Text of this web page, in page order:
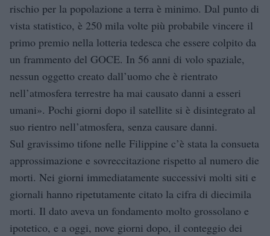
rischio per la popolazione a terra è minimo. Dal punto di
vista statistico, è 250 mila volte più probabile vincere il
primo premio nella lotteria tedesca che essere colpito da
un frammento del GOCE. In 56 anni di volo spaziale,
nessun oggetto creato dall’uomo che è rientrato
nell’atmosfera terrestre ha mai causato danni a esseri
umani». Pochi giorni dopo il satellite si è disintegrato al
suo rientro nell’atmosfera, senza causare danni.
Sul gravissimo tifone nelle Filippine c’è stata la consueta
approssimazione e sovreccitazione rispetto al numero die
morti. Nei giorni immediatamente successivi molti siti e
giornali hanno ripetutamente citato la cifra di diecimila
morti. Il dato aveva un fondamento molto grossolano e
ipotetico, e a oggi, nove giorni dopo, il conteggio dei